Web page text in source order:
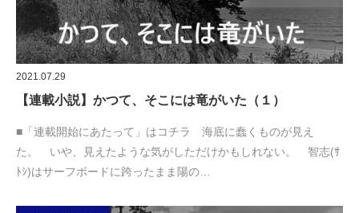
2021.07.29
【連載小説】かつて、そこには竜がいた（１）
■「連載開始にあたって」はコチラ 海底に蠢くものが見え
た。 いや、見えたような気がしただけかもしれない。 智志(ｻ
ﾄｼ)はサーフボードに跨ったまま陽の…